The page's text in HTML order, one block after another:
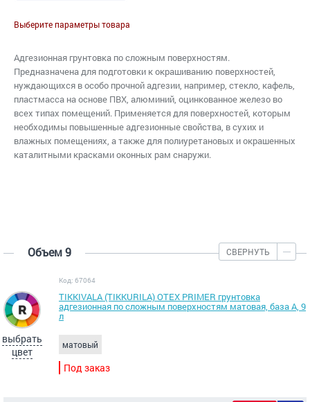
Выберите параметры товара
Адгезионная грунтовка по сложным поверхностям.
Предназначена для подготовки к окрашиванию поверхностей,
нуждающихся в особо прочной адгезии, например, стекло, кафель,
пластмасса на основе ПВХ, алюминий, оцинкованное железо во
всех типах помещений. Применяется для поверхностей, которым
необходимы повышенные адгезионные свойства, в сухих и
влажных помещениях, а также для полиуретановых и окрашенных
каталитными красками оконных рам снаружи.
Объем 9 СВЕРНУТЬ
выбрать
цвет
Код: 67064
TIKKIVALA (TIKKURILA) OTEX PRIMER грунтовка
адгезионная по сложным поверхностям матовая, база А, 9
л
матовый
Под заказ